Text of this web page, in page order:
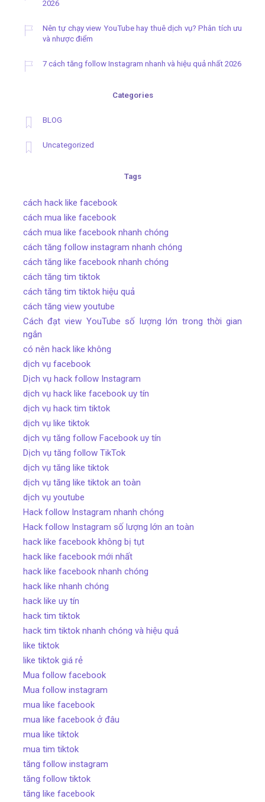
2026
Nên tự chạy view YouTube hay thuê dịch vụ? Phân tích ưu
và nhược điểm
7 cách tăng follow Instagram nhanh và hiệu quả nhất 2026
Categories
BLOG
Uncategorized
Tags
cách hack like facebook
cách mua like facebook
cách mua like facebook nhanh chóng
cách tăng follow instagram nhanh chóng
cách tăng like facebook nhanh chóng
cách tăng tim tiktok
cách tăng tim tiktok hiệu quả
cách tăng view youtube
Cách đạt view YouTube số lượng lớn trong thời gian
ngắn
có nên hack like không
dịch vụ facebook
Dịch vụ hack follow Instagram
dịch vụ hack like facebook uy tín
dịch vụ hack tim tiktok
dịch vụ like tiktok
dịch vụ tăng follow Facebook uy tín
Dịch vụ tăng follow TikTok
dịch vụ tăng like tiktok
dịch vụ tăng like tiktok an toàn
dịch vụ youtube
Hack follow Instagram nhanh chóng
Hack follow Instagram số lượng lớn an toàn
hack like facebook không bị tụt
hack like facebook mới nhất
hack like facebook nhanh chóng
hack like nhanh chóng
hack like uy tín
hack tim tiktok
hack tim tiktok nhanh chóng và hiệu quả
like tiktok
like tiktok giá rẻ
Mua follow facebook
Mua follow instagram
mua like facebook
mua like facebook ở đâu
mua like tiktok
mua tim tiktok
tăng follow instagram
tăng follow tiktok
tăng like facebook